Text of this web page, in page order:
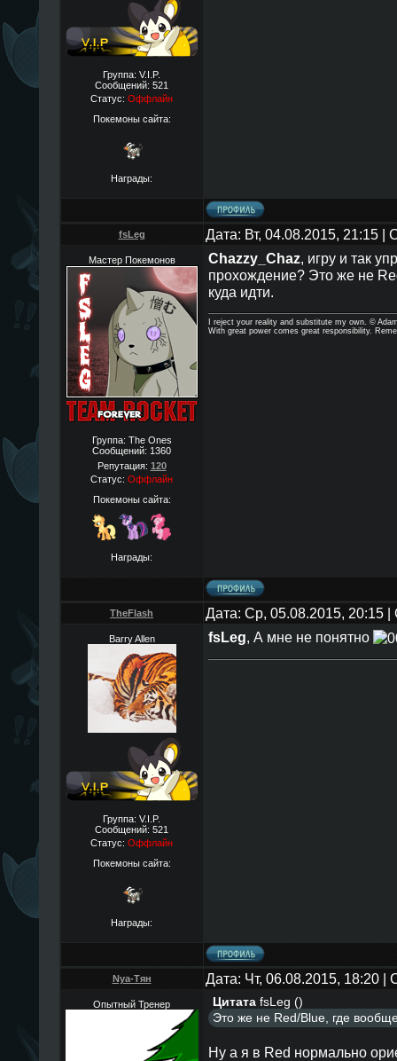
Группа: V.I.P.
Сообщений: 521
Статус: Оффлайн
Покемоны сайта:
Награды:
fsLeg Дата: Вт, 04.08.2015, 21:15
Мастер Покемонов
Группа: The Ones
Сообщений: 1360
Репутация: 120
Статус: Оффлайн
Покемоны сайта:
Награды:
Chazzy_Chaz, игру и так
прохождение? Это же не
куда идти.
I reject your reality and substitute my own. ©
With great power comes great responsibility.
TheFlаsh Дата: Ср, 05.08.2015, 20:15
Barry Allen
Группа: V.I.P.
Сообщений: 521
Статус: Оффлайн
Покемоны сайта:
Награды:
fsLeg, А мне не понятно
Nya-Тян Дата: Чт, 06.08.2015, 18:20
Опытный Тренер Цитата fsLeg ()
Это же не Red/Blue, где
Ну а я в Red нормально